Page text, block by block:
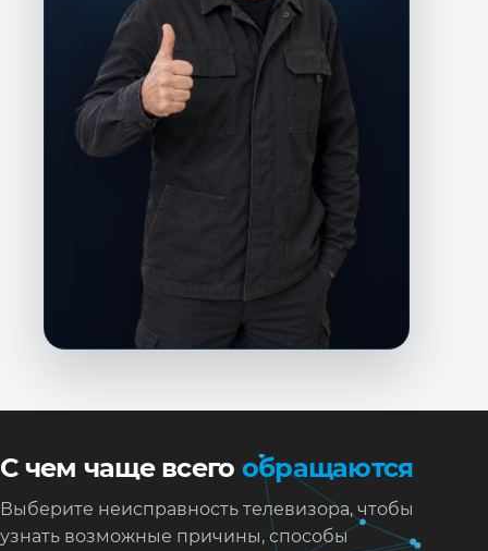
С чем чаще всего обращаются
Выберите неисправность телевизора, чтобы
узнать возможные причины, способы